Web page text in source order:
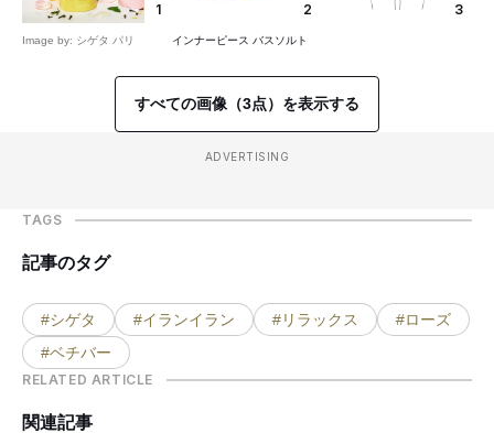
1
Image by: シゲタ パリ
2
インナーピース バスソルト
3
すべての画像（3点）を表示する
ADVERTISING
TAGS
記事のタグ
#シゲタ #イランイラン #リラックス
#ローズ
#ベチバー
RELATED ARTICLE
関連記事